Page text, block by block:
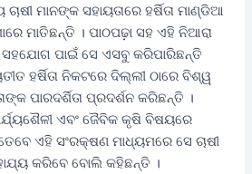
ମାନଙ୍କ ସହାୟତାରେ ହର୍ଷିତା ମାଣ୍ଡିଆ
ମାତିଛନ୍ତି । ପାଠପଢ଼ା ସହ ଏହି ନିଆରା
ସହଯୋଗ ପାଇଁ ସେ ଏସବୁ କରିପାରିଛନ୍ତି
ହର୍ଷିତା ନିକଟରେ ଦିଲ୍ଲୀ ଠାରେ ବିଶ୍ୱ
ପାରଦର୍ଶିତା ପ୍ରଦର୍ଶନ କରିଛନ୍ତି ।
ଏବଂ ଜୈବିକ କୃଷି ବିଷୟରେ
ଏହି ସଂରକ୍ଷଣ ମାଧ୍ୟମରେ ସେ ଚାଷୀ
କରିବେ ବୋଲି କହିଛନ୍ତି ।